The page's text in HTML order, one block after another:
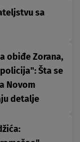
sa
obiđe Zorana,
Šta se
Novom
detalje